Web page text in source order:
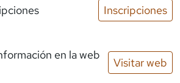
Inscripciones
en la web
Visitar web